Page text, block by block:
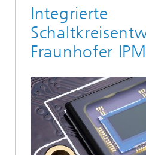
Integrierte
Fraunhofer